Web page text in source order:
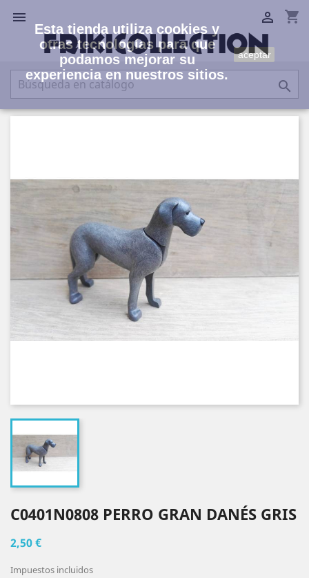
 shopping_cart


C0401N0808 PERRO GRAN DANÉS GRIS
2,50 €
Impuestos incluidos
Esta tienda utiliza cookies y
otras tecnologías para que
podamos mejorar su
experiencia en nuestros sitios.
aceptar